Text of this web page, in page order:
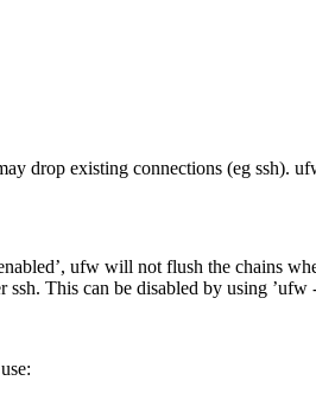
drop existing connections (eg ssh).
ufw will not flush the chains
This can be disabled by using ’ufw